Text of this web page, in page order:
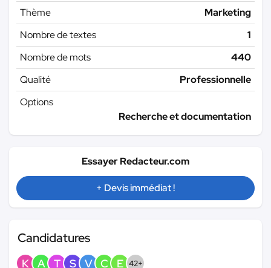
Thème
Marketing
Nombre de textes
1
Nombre de mots
440
Qualité
Professionnelle
Options
Recherche et documentation
Essayer Redacteur.com
+ Devis immédiat !
Candidatures
K A T S V C E 42+